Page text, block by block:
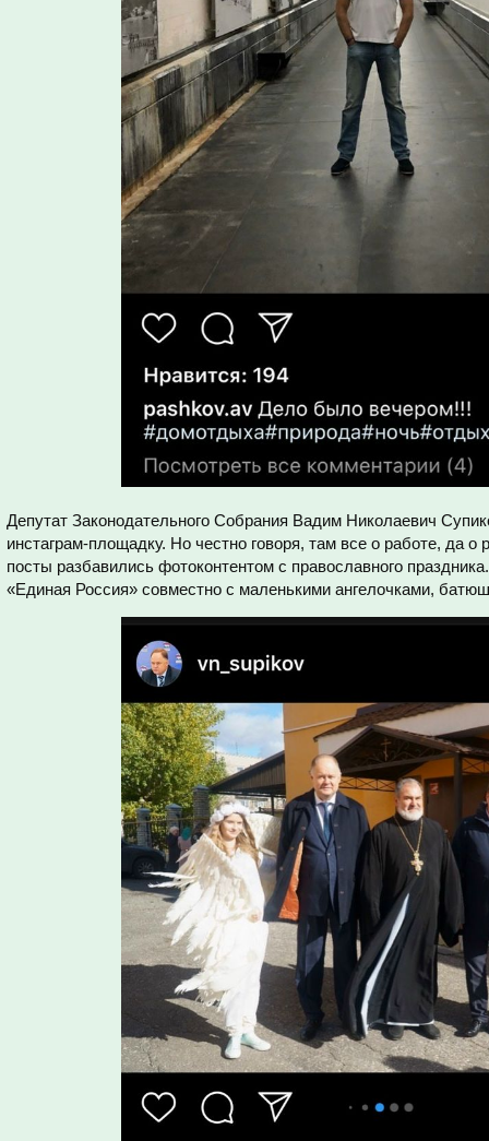
Депутат Законодательного Собрания Вадим Николаевич
инстаграм-площадку. Но честно говоря, там все о работе, да
посты разбавились фотоконтентом с православного
«Единая Россия» совместно с маленькими ангелочками,